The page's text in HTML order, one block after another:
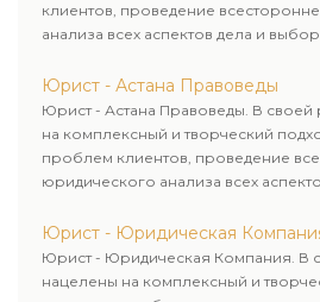
клиентов, проведение
анализа всех аспектов дела и
Юрист - Астана Правоведы
Юрист - Астана Правоведы. В
на комплексный и творческий
проблем клиентов, проведение
юридического анализа всех
Юрист - Юридическая
Юрист - Юридическая Компания. В
нацелены на комплексный и